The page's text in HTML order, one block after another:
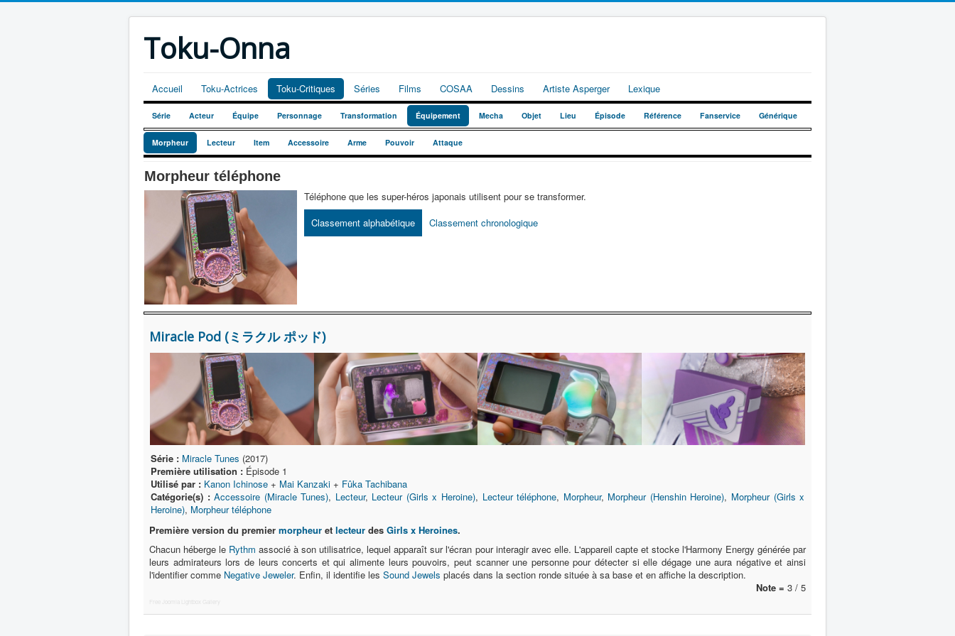
Toku-Onna
Accueil Toku-Actrices Toku-Critiques Séries Films COSAA Dessins Artiste Asperger Lexique
Série Acteur Équipe Personnage Transformation Équipement Mecha Objet Lieu Épisode Référence Fanservice Générique
Morpheur Lecteur Item Accessoire Arme Pouvoir Attaque
Morpheur téléphone
Téléphone que les super-héros japonais utilisent pour se transformer.
Classement alphabétique
Classement chronologique
Miracle Pod (ミラクル ポッド)
Série : Miracle Tunes (2017)
Première utilisation : Épisode 1
Utilisé par : Kanon Ichinose + Mai Kanzaki + Fûka Tachibana
Catégorie(s) : Accessoire (Miracle Tunes), Lecteur, Lecteur (Girls x Heroine), Lecteur téléphone, Morpheur, Morpheur (Henshin Heroine), Morpheur (Girls x
Heroine), Morpheur téléphone
Première version du premier morpheur et lecteur des Girls x Heroines.
Chacun héberge le Rythm associé à son utilisatrice, lequel apparaît sur l'écran pour interagir avec elle. L'appareil capte et stocke l'Harmony Energy générée par
leurs admirateurs lors de leurs concerts et qui alimente leurs pouvoirs, peut scanner une personne pour détecter si elle dégage une aura négative et ainsi
l'identifier comme Negative Jeweler. Enfin, il identifie les Sound Jewels placés dans la section ronde située à sa base et en affiche la description.
Note = 3 / 5